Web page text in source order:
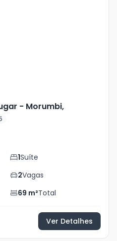
- Morumbi,
1Suíte
2Vagas
69 m²Total
Ver Detalhes